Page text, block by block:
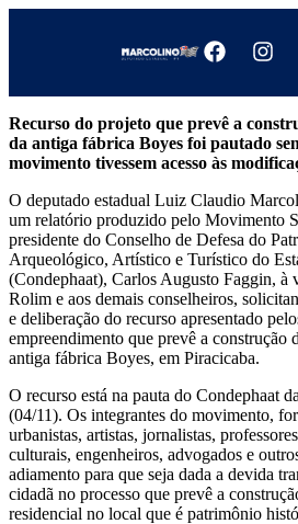
Recurso do projeto que prevê a
da antiga fábrica Boyes foi pautado
movimento tivessem acesso às
O deputado estadual Luiz Claudio
um relatório produzido pelo Movimento
presidente do Conselho de Defesa do
Arqueológico, Artístico e Turístico do
(Condephaat), Carlos Augusto Faggin, à
Rolim e aos demais conselheiros,
e deliberação do recurso apresentado
empreendimento que prevê a construção
antiga fábrica Boyes, em Piracicaba.
O recurso está na pauta do Condephaat
(04/11). Os integrantes do movimento,
urbanistas, artistas, jornalistas,
culturais, engenheiros, advogados e
adiamento para que seja dada a devida
cidadã no processo que prevê a
residencial no local que é patrimônio